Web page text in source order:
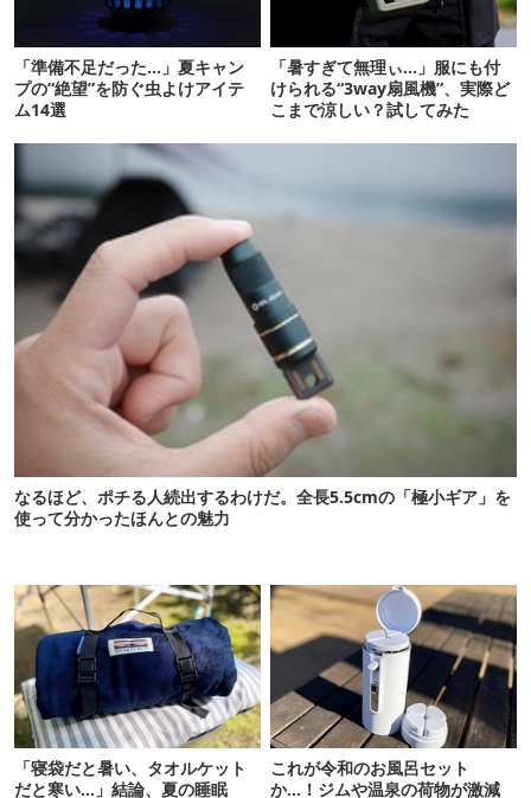
「準備不足だった…」夏キャン
プの“絶望”を防ぐ虫よけアイテ
ム14選
「暑すぎて無理ぃ…」服にも付
けられる“3way扇風機”、実際ど
こまで涼しい？試してみた
なるほど、ポチる人続出するわけだ。全長5.5cmの「極小ギア」を
使って分かったほんとの魅力
「寝袋だと暑い、タオルケット
だと寒い…」結論、夏の睡眠
これが令和のお風呂セット
か…！ジムや温泉の荷物が激減